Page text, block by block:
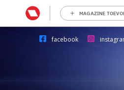
MAGAZINE
facebook